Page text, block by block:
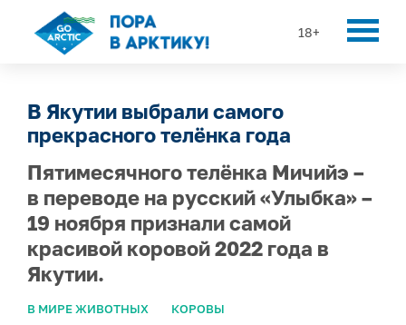
18+
В Якутии выбрали самого
прекрасного телёнка года
Пятимесячного телёнка Мичийэ –
в переводе на русский «Улыбка» –
19 ноября признали самой
красивой коровой 2022 года в
Якутии.
В МИРЕ ЖИВОТНЫХ КОРОВЫ